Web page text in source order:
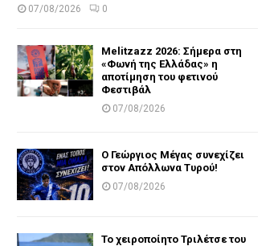
07/08/2026 0
Melitzazz 2026: Σήμερα στη
«Φωνή της Ελλάδας» η
αποτίμηση του φετινού
Φεστιβάλ
07/08/2026
Ο Γεώργιος Μέγας συνεχίζει
στον Απόλλωνα Τυρού!
07/08/2026
Το χειροποίητο Τριλέτσε του